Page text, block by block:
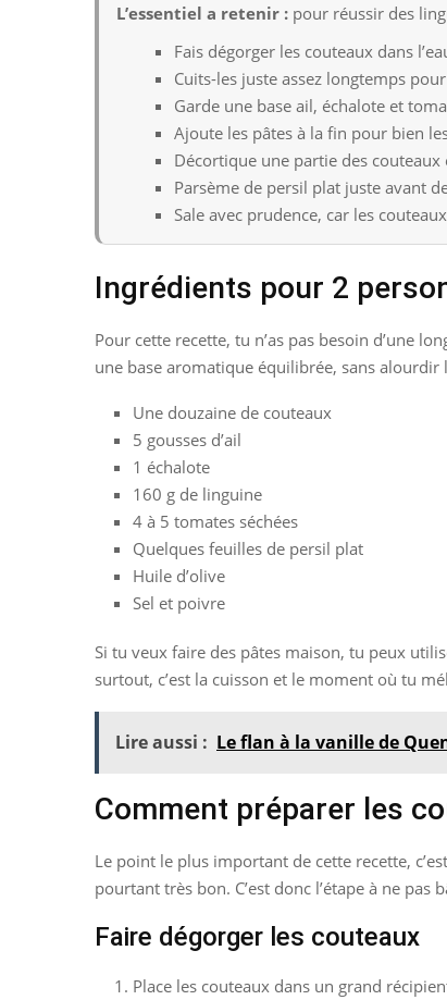
L’essentiel a retenir : pour réussir des
Fais dégorger les couteaux dans
Cuits-les juste assez longtemps pour
Garde une base ail, échalote et
Ajoute les pâtes à la fin pour bien
Décortique une partie des
Parsème de persil plat juste avant
Sale avec prudence, car les
Ingrédients pour 2
Pour cette recette, tu n’as pas besoin d’une
une base aromatique équilibrée, sans alourdir
Une douzaine de couteaux
5 gousses d’ail
1 échalote
160 g de linguine
4 à 5 tomates séchées
Quelques feuilles de persil plat
Huile d’olive
Sel et poivre
Si tu veux faire des pâtes maison, tu peux
surtout, c’est la cuisson et le moment où tu
Lire aussi : Le flan à la vanille de
Comment préparer les
Le point le plus important de cette recette,
pourtant très bon. C’est donc l’étape à ne pas
Faire dégorger les couteaux
Place les couteaux dans un grand